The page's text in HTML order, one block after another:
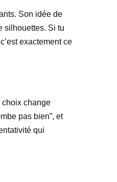
Son idée de
silhouettes. Si tu
exactement ce
choix change
pas bien”, et
qui